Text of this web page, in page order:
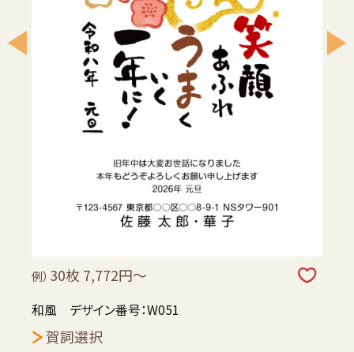
例） 30枚 7,772円～
和風 デザイン番号：W051
賀詞選択